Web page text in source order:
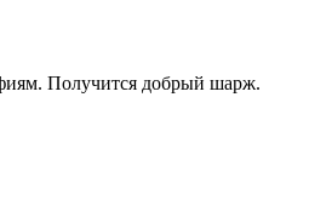
Получится добрый шарж.